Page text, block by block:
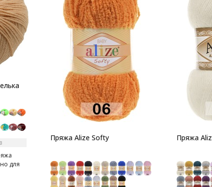
для
Пряжа Alize Softy Пряжа